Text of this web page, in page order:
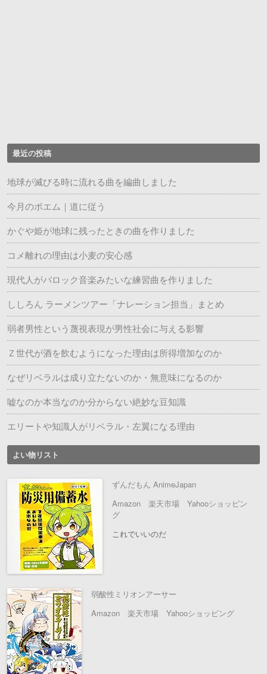
最近の投稿
地球が滅びる時に流れる曲を編曲しました
今月のポエム｜道に従う
かぐや姫が地球に残ったときの曲を作りました
コメ離れの理由は小麦の安心感
現代人がバロック音楽みたいな練習曲を作りました
ししろん ラーメンツアー「ナレーション担当」まとめ
弱者男性という蔑視表現が男性社会に与える影響
Ｚ世代が酒を飲むようになった理由は所得増加なのか
なぜリベラルは成り立たないのか・無意味になるのか
嘘なのか本当なのか分からない絶妙な豆知識
エリートや知識人がリベラル・左翼になる理由
よい物リスト
ずんだもん AnimeJapan
Amazon
楽天市場
Yahooショッピン
グ
これでいいのだ
弱酸性ミリオンアーサー
Amazon
楽天市場 Yahooショッピング